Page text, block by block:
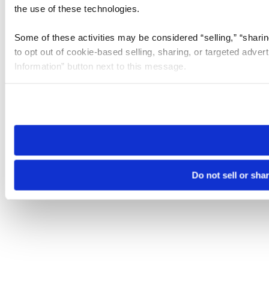
the use of these technologies.
Some of these activities may be considered “selling,”
to opt out of cookie-based selling, sharing, or targeted
Information” button next to this message.
need to be set again.
Do not sell or